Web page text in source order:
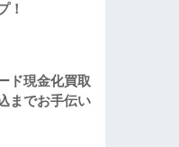
！
ド現金化買取
までお手伝い